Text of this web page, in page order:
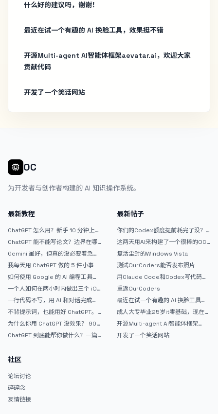
什么好的建议吗，谢谢！
最近在试一个有趣的 AI 换脸工具，效果挺不错
开源Multi-agent AI智能体框架aevatar.ai，欢迎大家
贡献代码
开发了一个笑话网站
OC
为开发者与创作者构建的 AI 知识操作系统。
最新教程
ChatGPT 怎么用？新手 10 分钟上手
ChatGPT 能不能写论文？边界在哪
Gemini 虽好，但真的没必要着急放
弃 ChatGPT
我每天用 ChatGPT 做的 5 件小事
如何使用 Google 的 AI 编程工具
AntiGravity：独立开发者的新时代
武器
一个人如何在两小时内做出三个 iOS
APP？｜AntiGravity + Gemini 3 实
战完整记录
一行代码不写，用 AI 和对话完成一
个完整网站：《图书天堂》实战记录
不背提示词，也能用好 ChatGPT。
一个万能提问模板
为什么你用 ChatGPT 没效果？ 90%
的人第一步就问错了
ChatGPT 到底能帮你做什么？一篇
最新帖子
你们的Codex额度提前耗完了没？
戒断反应如何？
这两天用AI来构建了一个很棒的OC
论坛精华区
复活尘封的Windows Vista
测试OurCoders能否发布照片
用Claude Code和Codex写代码真
的爽，但是App怎么挣钱还是很难啊
重返OurCoders
最近在试一个有趣的 AI 换脸工具，
效果挺不错
成人大专毕业25岁it零基础，现在想
考软件设计师，有什么好的建议吗，
谢谢！
开源Multi-agent AI智能体框架
aevatar.ai，欢迎大家贡献代码
开发了一个笑话网站
社区
论坛讨论
碎碎念
友情链接